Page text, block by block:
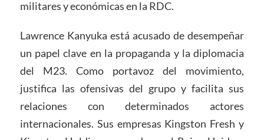
militares y económicas en la RDC.
Lawrence Kanyuka está acusado de desempeñar
un papel clave en la propaganda y la diplomacia
del M23. Como portavoz del movimiento,
justifica las ofensivas del grupo y facilita sus
relaciones con determinados actores
internacionales. Sus empresas Kingston Fresh y